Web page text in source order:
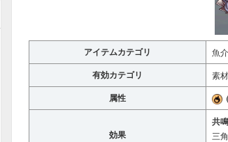
アイテムカテゴリ 魚
有効カテゴリ 素材
属性
効果
共
三